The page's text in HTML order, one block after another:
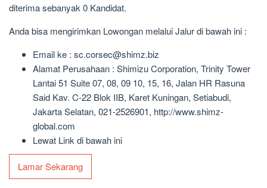
diterima sebanyak 0 Kandidat.
Anda bisa mengirimkan Lowongan melalui Jalur di bawah ini :
Email ke : sc.corsec@shimz.biz
Alamat Perusahaan : Shimizu Corporation, Trinity Tower
Lantai 51 Suite 07, 08, 09 10, 15, 16, Jalan HR Rasuna
Said Kav. C-22 Blok IIB, Karet Kuningan, Setiabudi,
Jakarta Selatan, 021-2526901, http://www.shimz-
global.com
Lewat Link di bawah ini
Lamar Sekarang